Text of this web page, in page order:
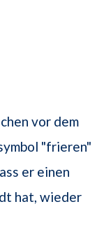
vor dem
"frieren"
er einen
hat, wieder